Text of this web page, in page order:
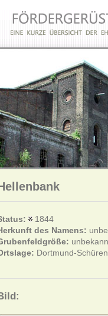
1844
des Namens:
Dortmund-Schüren